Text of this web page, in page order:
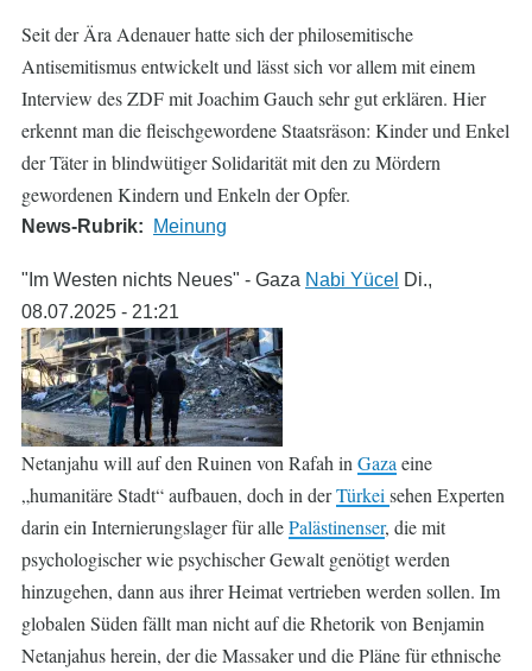
Seit der Ära Adenauer hatte sich der philosemitische
Antisemitismus entwickelt und lässt sich vor allem mit einem
Interview des ZDF mit Joachim Gauch sehr gut erklären. Hier
erkennt man die fleischgewordene Staatsräson: Kinder und Enkel
der Täter in blindwütiger Solidarität mit den zu Mördern
gewordenen Kindern und Enkeln der Opfer.
News-Rubrik Meinung
"Im Westen nichts Neues" - Gaza Nabi Yücel Di.,
08.07.2025 - 21:21
Netanjahu will auf den Ruinen von Rafah inGazaeine
„humanitäre Stadt“ aufbauen, doch in derTürkeisehen Experten
darin ein Internierungslager für allePalästinenser, die mit
psychologischer wie psychischer Gewalt genötigt werden
hinzugehen, dann aus ihrer Heimat vertrieben werden sollen. Im
globalen Süden fällt man nicht auf die Rhetorik von Benjamin
Netanjahus herein, der die Massaker und die Pläne für ethnische